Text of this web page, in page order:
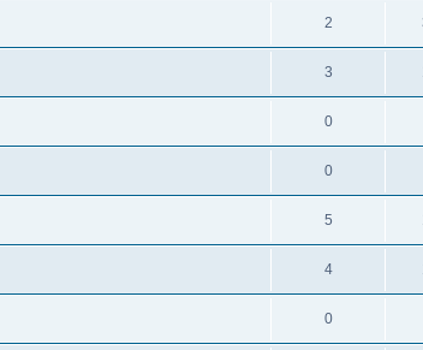
2
3
0
0
5
4
0